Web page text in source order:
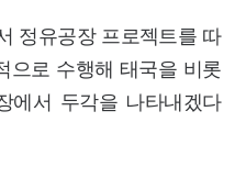
정유공장 프로젝트를 따
으로 수행해 태국을 비롯
에서 두각을 나타내겠다